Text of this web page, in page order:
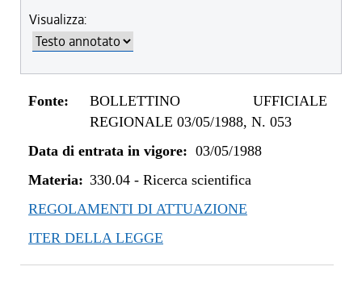
Visualizza:
Fonte:
BOLLETTINO UFFICIALE
REGIONALE 03/05/1988, N. 053
Data di entrata in vigore: 03/05/1988
Materia: 330.04- Ricerca scientifica
REGOLAMENTI DI ATTUAZIONE
ITER DELLA LEGGE